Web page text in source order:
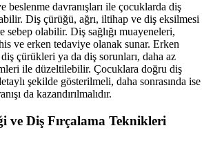
beslenme davranışları ile çocuklarda diş
Diş çürüğü, ağrı, iltihap ve diş eksilmesi
sebep olabilir. Diş sağlığı muayeneleri,
ve erken tedaviye olanak sunar. Erken
çürükleri ya da diş sorunları, daha az
ile düzeltilebilir. Çocuklara doğru diş
şekilde gösterilmeli, daha sonrasında ise
da kazandırılmalıdır.
ve Diş Fırçalama Teknikleri